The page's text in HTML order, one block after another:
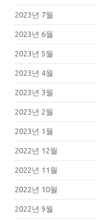
2023년 7월
2023년 6월
2023년 5월
2023년 4월
2023년 3월
2023년 2월
2023년 1월
2022년 12월
2022년 11월
2022년 10월
2022년 9월